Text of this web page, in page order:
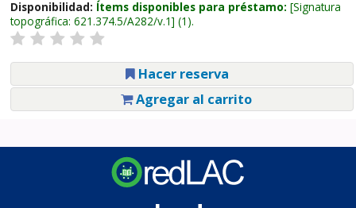
Disponibilidad: Ítems disponibles para préstamo: Signatura
topográfica: 621.374.5/A282/v.1 (1).
Hacer reserva
Agregar al carrito